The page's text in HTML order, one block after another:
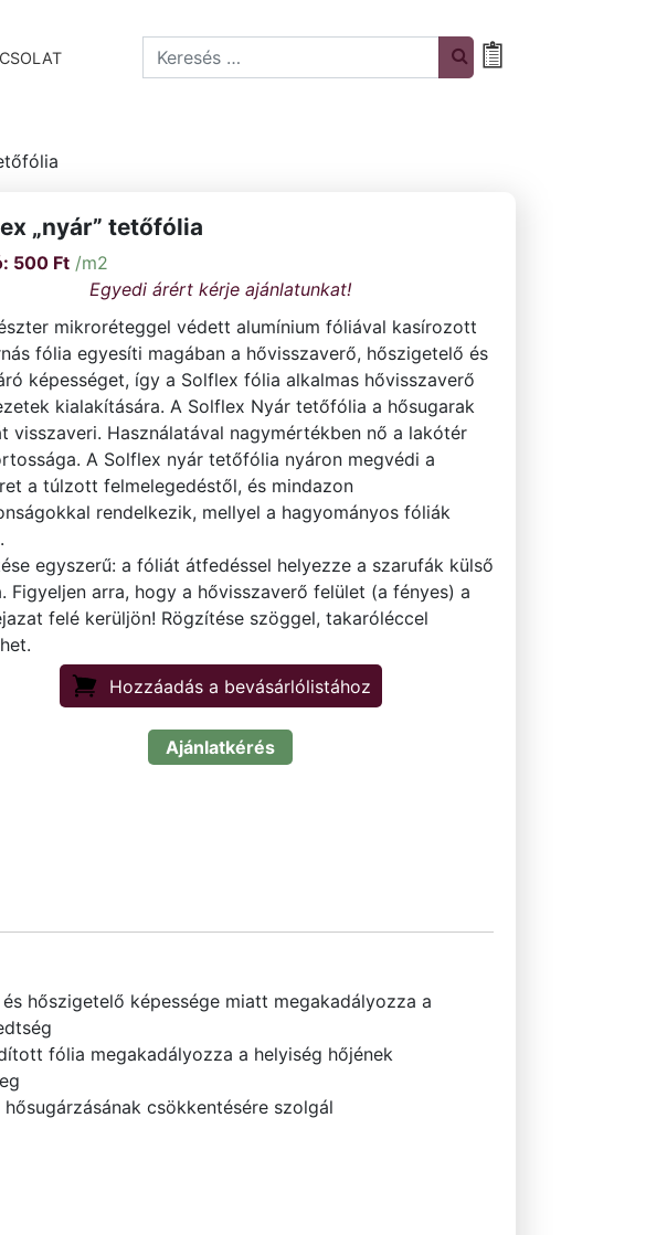
Search
„nyár” tetőfólia
500 Ft/m2
mikroréteggel védett alumínium fóliával kasírozott
fólia egyesíti magában a hővisszaverő, hőszigetelő és
képességet, így a Solflex fólia alkalmas hővisszaverő
kialakítására. A Solflex Nyár tetőfólia a hősugarak
visszaveri. Használatával nagymértékben nő a lakótér
A Solflex nyár tetőfólia nyáron megvédi a
a túlzott felmelegedéstől, és mindazon
rendelkezik, mellyel a hagyományos fóliák
egyszerű: a fóliát átfedéssel helyezze a szarufák külső
Figyeljen arra, hogy a hővisszaverő felület (a fényes) a
felé kerüljön! Rögzítése szöggel, takaróléccel
Hozzáadás a bevásárlólistához
Ajánlatkérés
hőszigetelő képessége miatt megakadályozza a
fólia megakadályozza a helyiség hőjének
csökkentésére szolgál